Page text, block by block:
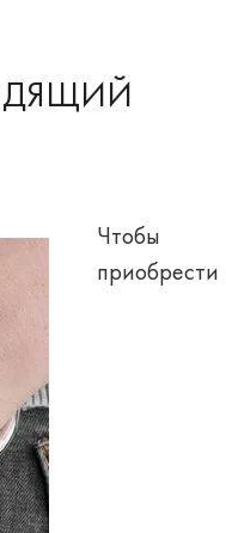
Чтобы
приобрести